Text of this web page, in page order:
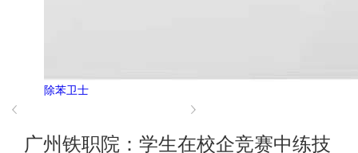
除苯卫士
广州铁职院：学生在校企竞赛中练技